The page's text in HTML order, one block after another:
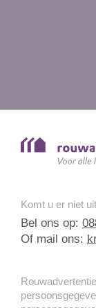
Komt u er niet
Bel ons op:
Of mail ons: